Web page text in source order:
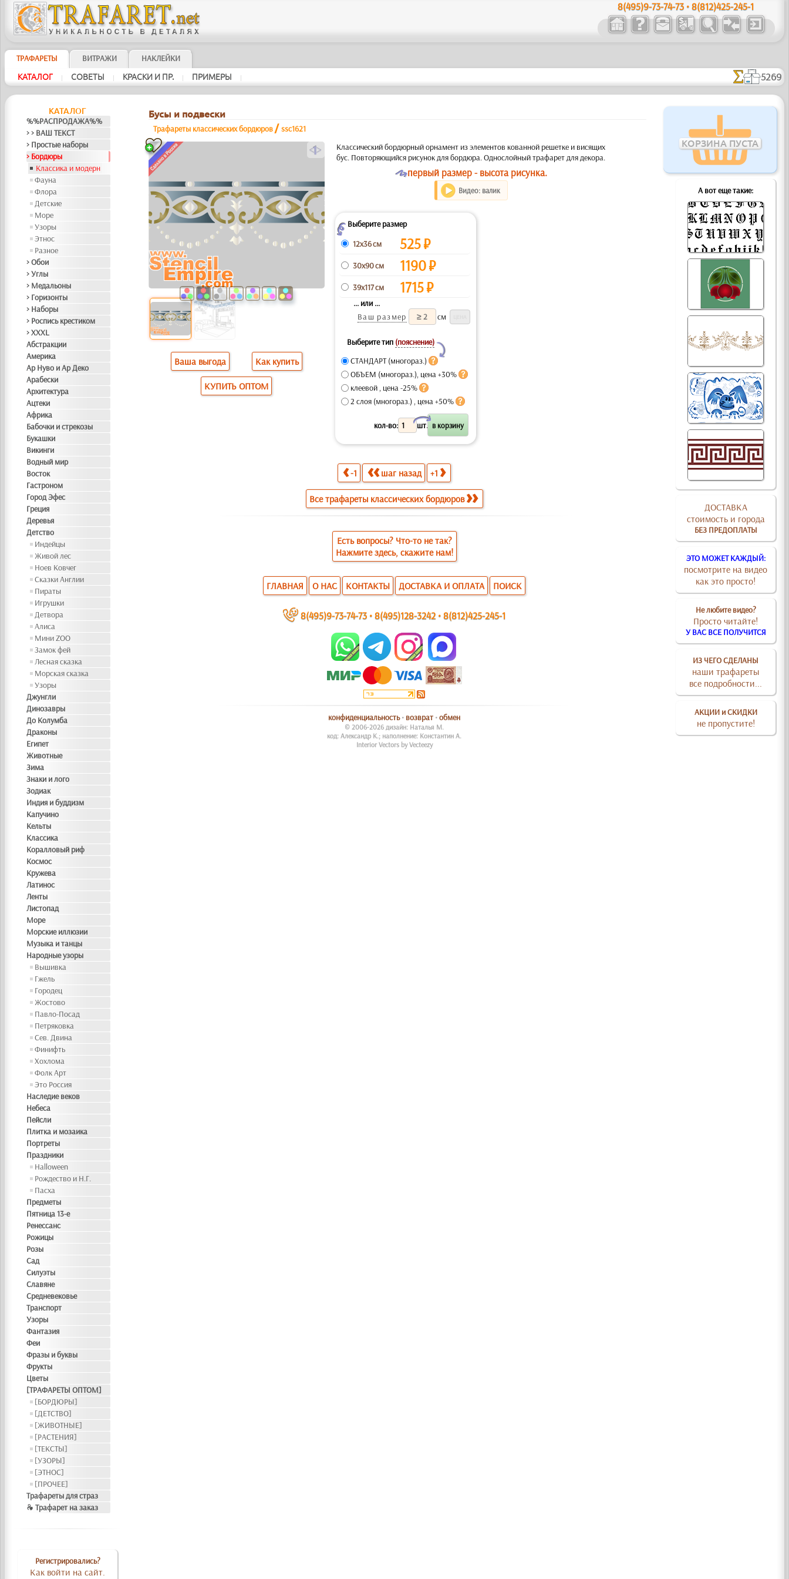
8(495)9-73-74-73 • 8(812)425-245-1
ТРАФАРЕТЫ ВИТРАЖИ НАКЛЕЙКИ
КАТАЛОГ | СОВЕТЫ | КРАСКИ И ПР. | ПРИМЕРЫ | 5269
КАТАЛОГ
%%РАСПРОДАЖА%%
> > ВАШ ТЕКСТ
> Простые наборы
> Бордюры
Классика и модерн
Фауна
Флора
Детские
Море
Узоры
Этнос
Разное
> Обои
> Углы
> Медальоны
> Горизонты
> Наборы
> Роспись крестиком
> XXXL
Абстракции
Америка
Ар Нуво и Ар Деко
Арабески
Архитектура
Ацтеки
Африка
Бабочки и стрекозы
Букашки
Викинги
Водный мир
Восток
Гастроном
Город Эфес
Греция
Деревья
Детство
Индейцы
Живой лес
Ноев Ковчег
Сказки Англии
Пираты
Игрушки
Детвора
Алиса
Мини ZOO
Замок фей
Лесная сказка
Морская сказка
Узоры
Джунгли
Динозавры
До Колумба
Драконы
Египет
Животные
Зима
Знаки и лого
Зодиак
Индия и буддизм
Капучино
Кельты
Классика
Коралловый риф
Космос
Кружева
Латинос
Ленты
Листопад
Море
Морские иллюзии
Музыка и танцы
Народные узоры
Вышивка
Гжель
Городец
Жостово
Павло-Посад
Петряковка
Сев. Двина
Финифть
Хохлома
Фолк Арт
Это Россия
Наследие веков
Небеса
Пейсли
Плитка и мозаика
Портреты
Праздники
Halloween
Рождество и Н.Г.
Пасха
Предметы
Пятница 13-е
Ренессанс
Рожицы
Розы
Сад
Силуэты
Славяне
Средневековье
Транспорт
Узоры
Фантазия
Феи
Фразы и буквы
Фрукты
Цветы
[ТРАФАРЕТЫ ОПТОМ]
[БОРДЮРЫ]
[ДЕТСТВО]
[ЖИВОТНЫЕ]
[РАСТЕНИЯ]
[ТЕКСТЫ]
[УЗОРЫ]
[ЭТНОС]
[ПРОЧЕЕ]
Трафареты для страз
❧ Трафарет на заказ
Регистрировались?
Как войти на сайт.
КОРЗИНА ПУСТА
А вот еще такие:
ДОСТАВКА
стоимость и города
БЕЗ ПРЕДОПЛАТЫ
ЭТО МОЖЕТ КАЖДЫЙ:
посмотрите на видео
как это просто!
Не любите видео?
Просто читайте!
У ВАС ВСЕ ПОЛУЧИТСЯ
ИЗ ЧЕГО СДЕЛАНЫ
наши трафареты
все подробности...
АКЦИИ и СКИДКИ
не пропустите!
Бусы и подвески
Трафареты классических бордюров /ssc1621
a
Ваша выгода Как купить
КУПИТЬ ОПТОМ
Классический бордюрный орнамент из элементов кованной решетке и висящих
бус. Повторяющийся рисунок для бордюра. Однослойный трафарет для декора.
Oпервый размер - высота рисунка.
Видео: валик
ZВыберите размер
12x36 см
525₽
30x90 см 1190₽
39x117 см 1715₽
... или ...
Ваш размер
см
Выберите тип (пояснение)
Y
СТАНДАРТ (многораз.)
ОБЪЕМ (многораз.), цена +30%
клеевой , цена -25%
2 слоя (многораз.) , цена +50%
кол-во: шт.
X
-1 шаг назад +1
Все трафареты классических бордюров
Есть вопросы? Что-то не так?
Нажмите здесь, скажите нам!
ГЛАВНАЯ О НАС КОНТАКТЫ ДОСТАВКА И ОПЛАТА ПОИСК
~ 8(495)9-73-74-73 •8(495)128-3242 •8(812)425-245-1
конфиденциальность• возврат •обмен
© 2006-2026 дизайн: Наталья М.
код: Александр К.; наполнение: Константин А.
Interior Vectors by Vecteezy